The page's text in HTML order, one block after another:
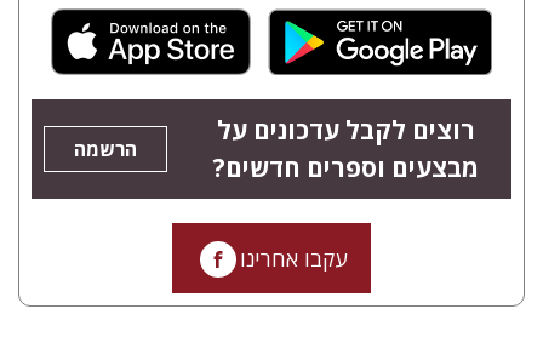
רוצים לקבל עדכונים על
מבצעים וספרים חדשים?
הרשמה
עקבו אחרינו